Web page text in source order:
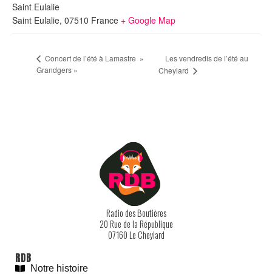
Saint Eulalie
Saint Eulalie, 07510 France + Google Map
Concert de l’été à Lamastre »
Grandgers »
Les vendredis de l’été au
Cheylard
Radio des Boutières
20 Rue de la République
07160 Le Cheylard
RDB
Notre histoire